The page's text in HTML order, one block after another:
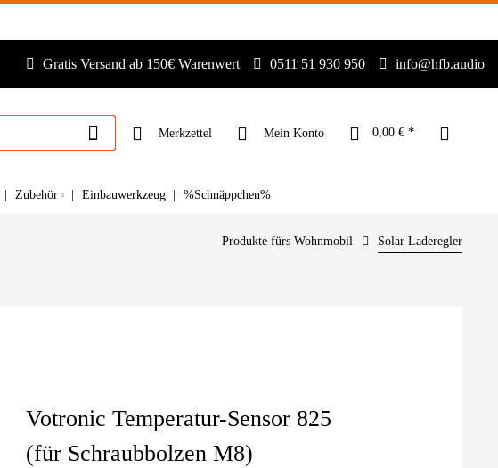
Gratis Versand ab 150€ Warenwert 0511 51 930 950 info@hfb.audio
Merkzettel Mein Konto 0,00 € *
Zubehör Einbauwerkzeug %Schnäppchen%
Produkte fürs Wohnmobil Solar Laderegler
Votronic Temperatur-Sensor 825
(für Schraubbolzen M8)